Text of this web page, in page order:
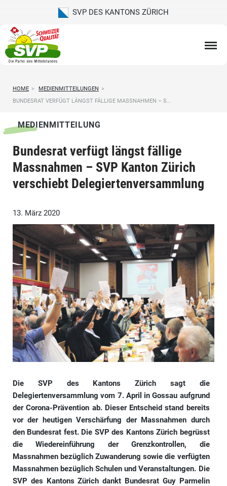
SVP DES KANTONS ZÜRICH
HOME > MEDIENMITTEILUNGEN >
BUNDESRAT VERFÜGT LÄNGST FÄLLIGE MASSNAHMEN – S...
MEDIENMITTEILUNG
Bundesrat verfügt längst fällige
Massnahmen – SVP Kanton Zürich
verschiebt Delegiertenversammlung
13. März 2020
Die SVP des Kantons Zürich sagt die
Delegiertenversammlung vom 7. April in Gossau aufgrund
der Corona-Prävention ab. Dieser Entscheid stand bereits
vor der heutigen Verschärfung der Massnahmen durch
den Bundesrat fest. Die SVP des Kantons Zürich begrüsst
die Wiedereinführung der Grenzkontrollen, die
Massnahmen bezüglich Zuwanderung sowie die verfügten
Massnahmen bezüglich Schulen und Veranstaltungen. Die
SVP des Kantons Zürich dankt Bundesrat Guy Parmelin